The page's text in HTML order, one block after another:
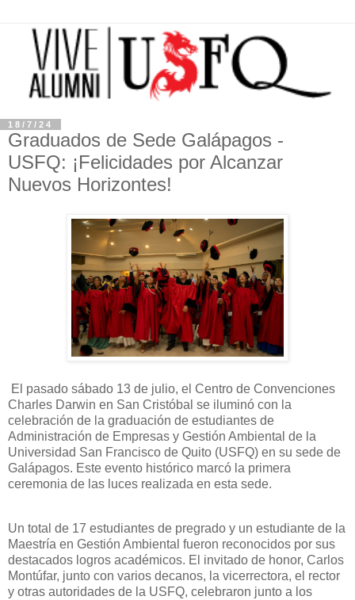
18/7/24
Graduados de Sede Galápagos -
USFQ: ¡Felicidades por Alcanzar
Nuevos Horizontes!
El pasado sábado 13 de julio, el Centro de Convenciones
Charles Darwin en San Cristóbal se iluminó con la
celebración de la graduación de estudiantes de
Administración de Empresas y Gestión Ambiental de la
Universidad San Francisco de Quito (USFQ) en su sede de
Galápagos. Este evento histórico marcó la primera
ceremonia de las luces realizada en esta sede.
Un total de 17 estudiantes de pregrado y un estudiante de la
Maestría en Gestión Ambiental fueron reconocidos por sus
destacados logros académicos. El invitado de honor, Carlos
Montúfar, junto con varios decanos, la vicerrectora, el rector
y otras autoridades de la USFQ, celebraron junto a los